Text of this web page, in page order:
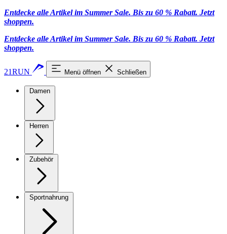
Entdecke alle Artikel im Summer Sale. Bis zu 60 % Rabatt. Jetzt
shoppen.
Entdecke alle Artikel im Summer Sale. Bis zu 60 % Rabatt. Jetzt
shoppen.
21RUN Menü öffnen Schließen
Damen
Herren
Zubehör
Sportnahrung